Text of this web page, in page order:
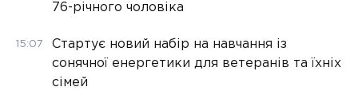
76-річного чоловіка
15:07
Стартує новий набір на навчання із
сонячної енергетики для ветеранів та їхніх
сімей